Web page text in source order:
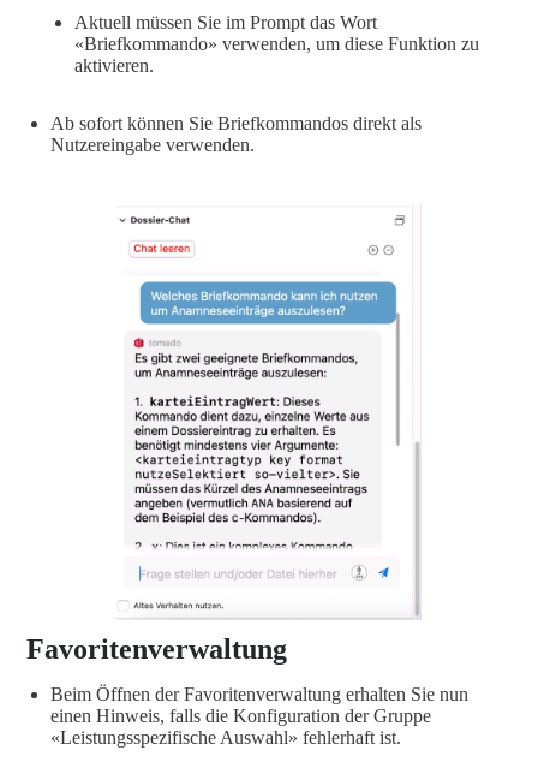
Aktuell müssen Sie im Prompt das Wort
«Briefkommando» verwenden, um diese Funktion zu
aktivieren.
Ab sofort können Sie Briefkommandos direkt als
Nutzereingabe verwenden.
Favoritenverwaltung
Beim Öffnen der Favoritenverwaltung erhalten Sie nun
einen Hinweis, falls die Konfiguration der Gruppe
«Leistungsspezifische Auswahl» fehlerhaft ist.